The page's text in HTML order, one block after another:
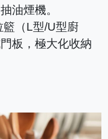
油煙機。
籃（L型/U型廚
板，極大化收納